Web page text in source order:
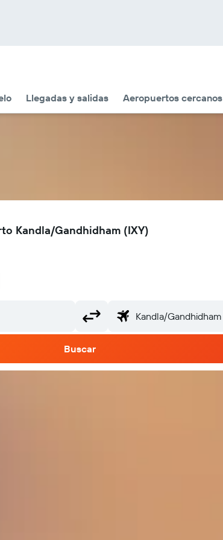
Llegadas y salidas Aeropuertos cercanos
Kandla/Gandhidham (IXY)
Buscar